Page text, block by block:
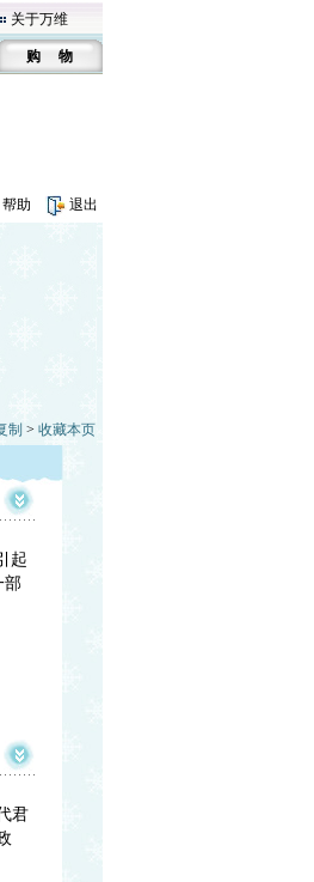
关于万维
购 物
帮助 退出
制 > 收藏本页
起
部
君